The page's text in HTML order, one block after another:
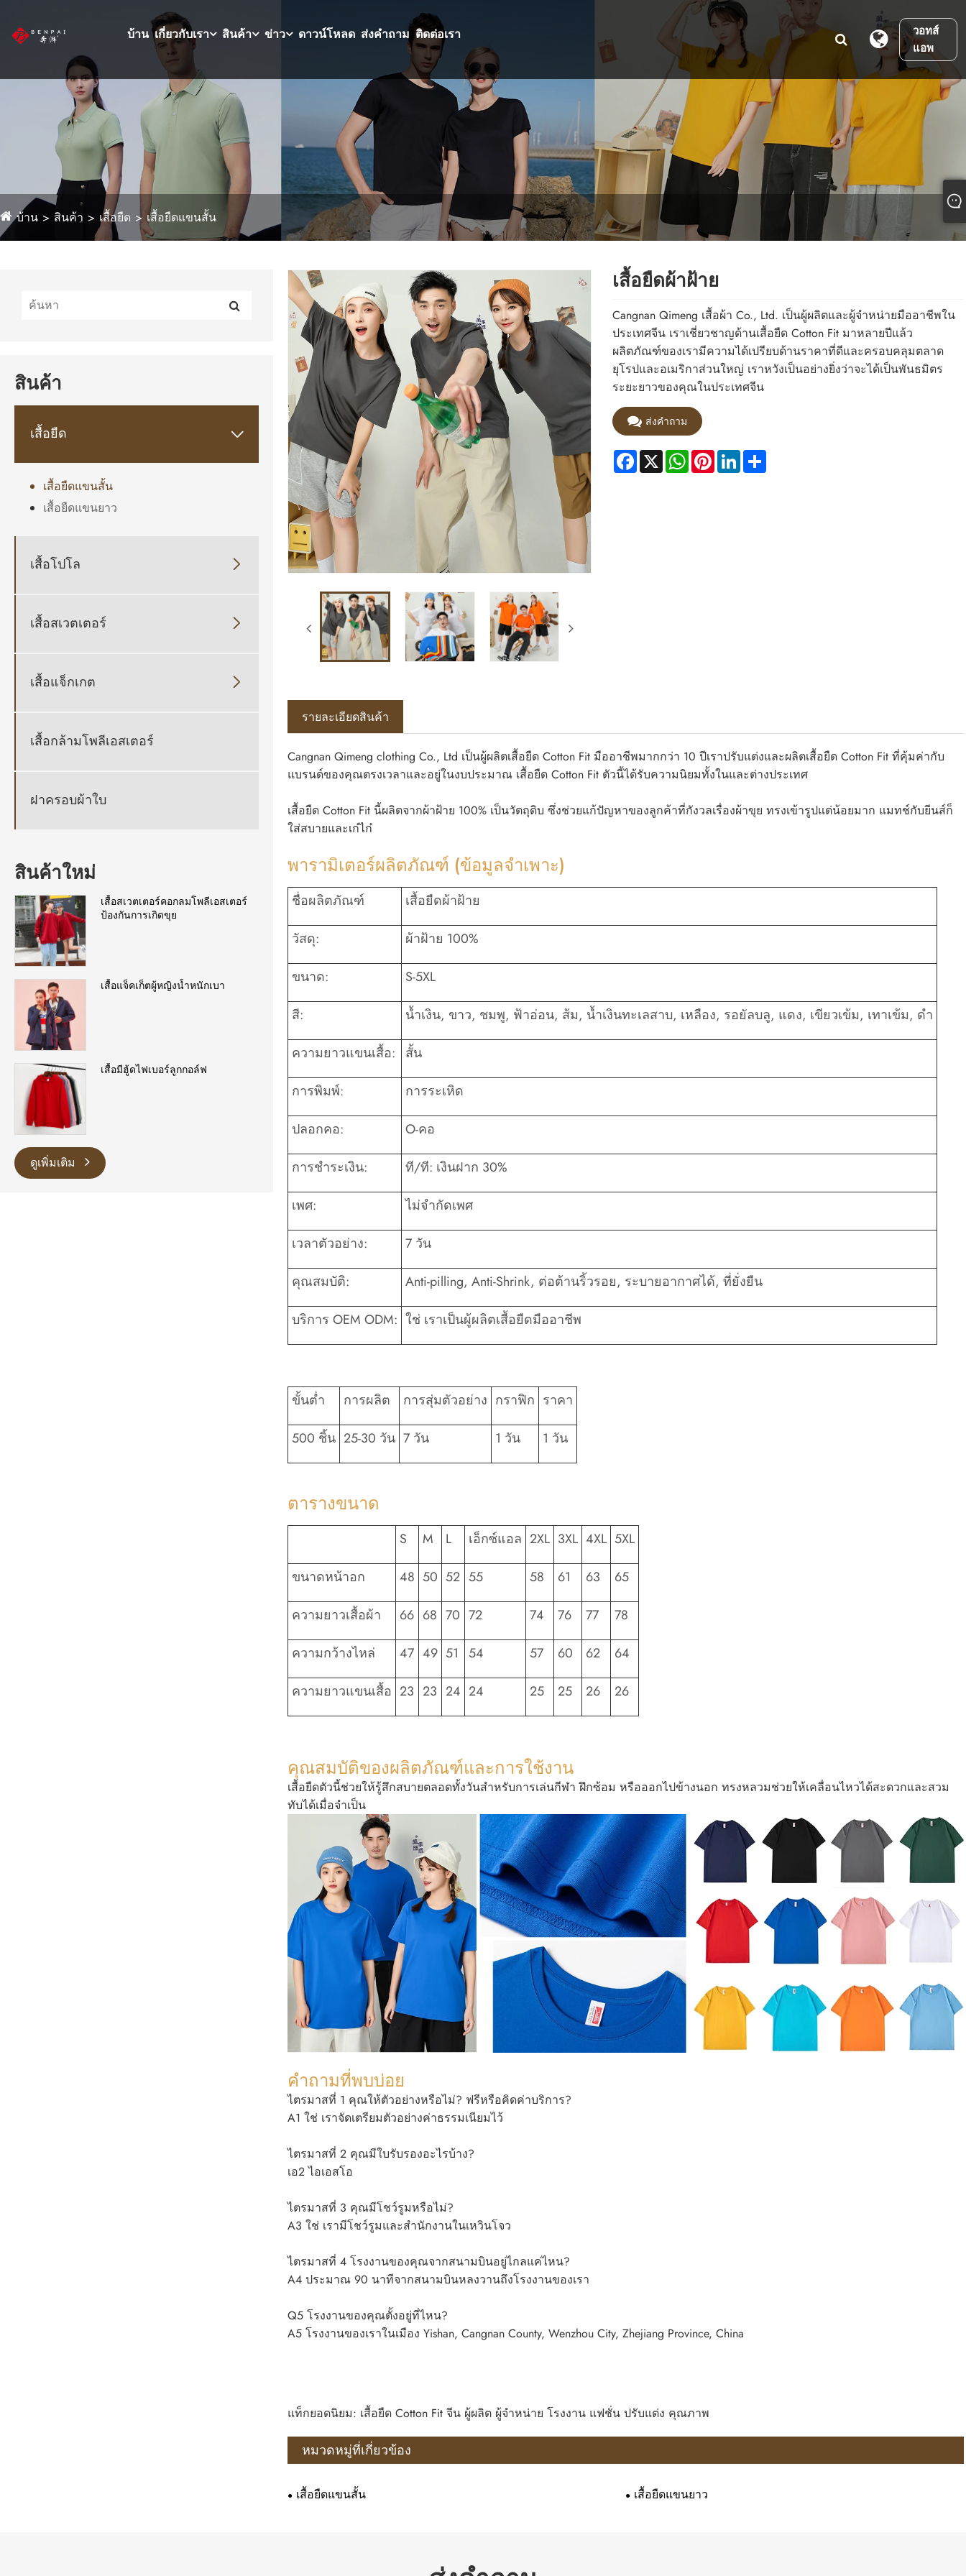
วอทส์
แอพ
บ้าน เกี่ยวกับเรา สินค้า ข่าว ดาวน์โหลด ส่งคำถาม ติดต่อเรา
บ้าน สินค้า เสื้อยืด เสื้อยืดแขนสั้น
สินค้า
เสื้อยืด 
เสื้อยืดแขนสั้น
เสื้อยืดแขนยาว
เสื้อโปโล 
เสื้อสเวตเตอร์ 
เสื้อแจ็กเกต 
เสื้อกล้ามโพลีเอสเตอร์
ฝาครอบผ้าใบ
สินค้าใหม่
เสื้อสเวตเตอร์คอกลมโพลีเอสเตอร์
ป้องกันการเกิดขุย
เสื้อแจ็คเก็ตผู้หญิงน้ำหนักเบา
เสื้อมีฮู้ดไฟเบอร์ลูกกอล์ฟ
ดูเพิ่มเติม
เสื้อยืดผ้าฝ้าย
Cangnan Qimeng เสื้อผ้า Co., Ltd. เป็นผู้ผลิตและผู้จำหน่ายมืออาชีพใน
ประเทศจีน เราเชี่ยวชาญด้านเสื้อยืด Cotton Fit มาหลายปีแล้ว
ผลิตภัณฑ์ของเรามีความได้เปรียบด้านราคาที่ดีและครอบคลุมตลาด
ยุโรปและอเมริกาส่วนใหญ่ เราหวังเป็นอย่างยิ่งว่าจะได้เป็นพันธมิตร
ระยะยาวของคุณในประเทศจีน
ส่งคำถาม
Facebook
X WhatsApp
PinterestLinkedInShare
รายละเอียดสินค้า
Cangnan Qimeng clothing Co., Ltd เป็นผู้ผลิตเสื้อยืด Cotton Fit มืออาชีพมากกว่า 10 ปีเราปรับแต่งและผลิตเสื้อยืด Cotton Fit ที่คุ้มค่ากับ
แบรนด์ของคุณตรงเวลาและอยู่ในงบประมาณ เสื้อยืด Cotton Fit ตัวนี้ได้รับความนิยมทั้งในและต่างประเทศ
เสื้อยืด Cotton Fit นี้ผลิตจากผ้าฝ้าย 100% เป็นวัตถุดิบ ซึ่งช่วยแก้ปัญหาของลูกค้าที่กังวลเรื่องผ้าขุย ทรงเข้ารูปแต่น้อยมาก แมทช์กับยีนส์ก็
ใส่สบายและเก๋ไก๋
พารามิเตอร์ผลิตภัณฑ์ (ข้อมูลจำเพาะ)
ชื่อผลิตภัณฑ์ เสื้อยืดผ้าฝ้าย
วัสดุ: ผ้าฝ้าย 100%
ขนาด: S-5XL
สี: น้ำเงิน, ขาว, ชมพู, ฟ้าอ่อน, ส้ม, น้ำเงินทะเลสาบ, เหลือง, รอยัลบลู, แดง, เขียวเข้ม, เทาเข้ม, ดำ
ความยาวแขนเสื้อ: สั้น
การพิมพ์: การระเหิด
ปลอกคอ: O-คอ
การชำระเงิน: ที/ที: เงินฝาก 30%
เพศ: ไม่จำกัดเพศ
เวลาตัวอย่าง: 7 วัน
คุณสมบัติ: Anti-pilling, Anti-Shrink, ต่อต้านริ้วรอย, ระบายอากาศได้, ที่ยั่งยืน
บริการ OEM ODM: ใช่ เราเป็นผู้ผลิตเสื้อยืดมืออาชีพ
ขั้นต่ำ การผลิต การสุ่มตัวอย่าง กราฟิก ราคา
500 ชิ้น 25-30 วัน 7 วัน 1 วัน 1 วัน
ตารางขนาด
S M L เอ็กซ์แอล 2XL 3XL 4XL 5XL
ขนาดหน้าอก 48 50 52 55 58 61 63 65
ความยาวเสื้อผ้า 66 68 70 72 74 76 77 78
ความกว้างไหล่ 47 49 51 54 57 60 62 64
ความยาวแขนเสื้อ 23 23 24 24 25 25 26 26
คุณสมบัติของผลิตภัณฑ์และการใช้งาน
เสื้อยืดตัวนี้ช่วยให้รู้สึกสบายตลอดทั้งวันสำหรับการเล่นกีฬา ฝึกซ้อม หรือออกไปข้างนอก ทรงหลวมช่วยให้เคลื่อนไหวได้สะดวกและสวม
ทับได้เมื่อจำเป็น
คำถามที่พบบ่อย
ไตรมาสที่ 1 คุณให้ตัวอย่างหรือไม่? ฟรีหรือคิดค่าบริการ?
A1 ใช่ เราจัดเตรียมตัวอย่างค่าธรรมเนียมไว้
ไตรมาสที่ 2 คุณมีใบรับรองอะไรบ้าง?
เอ2 ไอเอสโอ
ไตรมาสที่ 3 คุณมีโชว์รูมหรือไม่?
A3 ใช่ เรามีโชว์รูมและสำนักงานในเหวินโจว
ไตรมาสที่ 4 โรงงานของคุณจากสนามบินอยู่ไกลแค่ไหน?
A4 ประมาณ 90 นาทีจากสนามบินหลงวานถึงโรงงานของเรา
Q5 โรงงานของคุณตั้งอยู่ที่ไหน?
A5 โรงงานของเราในเมือง Yishan, Cangnan County, Wenzhou City, Zhejiang Province, China
แท็กยอดนิยม: เสื้อยืด Cotton Fit จีน ผู้ผลิต ผู้จำหน่าย โรงงาน แฟชั่น ปรับแต่ง คุณภาพ
หมวดหมู่ที่เกี่ยวข้อง
เสื้อยืดแขนสั้น เสื้อยืดแขนยาว